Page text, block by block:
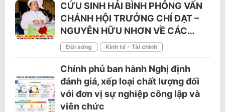
CỨU SINH HẢI BÌNH PHỎNG VẤN
CHÁNH HỘI TRƯỞNG CHÍ ĐẠT –
NGUYỄN HỮU NHƠN VỀ CÁC…
Đời sống Kinh tế - Tài chính
Chính phủ ban hành Nghị định
đánh giá, xếp loại chất lượng đối
với đơn vị sự nghiệp công lập và
viên chức